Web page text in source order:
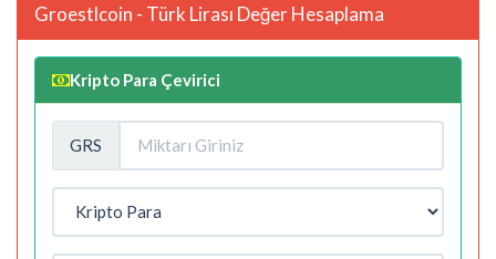
Groestlcoin - Türk Lirası Değer Hesaplama
Kripto Para Çevirici
GRS